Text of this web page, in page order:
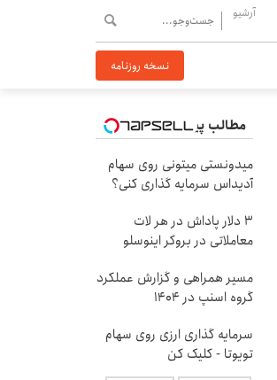
آرشیو
نسخه روزنامه
مطالب پیشنهادی
میدونستی میتونی روی سهام
آدیداس سرمایه گذاری کنی؟
۳ دلار پاداش در هر لات
معاملاتی در بروکر اینوسلو
مسیر همراهی و گزارش عملکرد
گروه اسنپ در ۱۴۰۴
سرمایه گذاری ارزی روی سهام
تویوتا - کلیک کن